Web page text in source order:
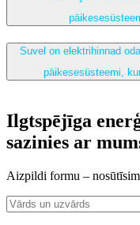
Suvel on elektrihinnad
päikesesüsteemi,
Ilgtspējīga
sazinies ar
Aizpildi formu –